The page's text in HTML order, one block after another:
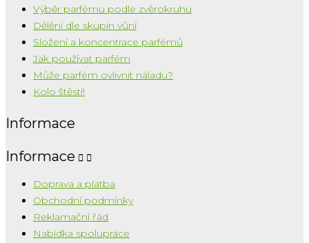
Výběr parfému podle zvěrokruhu
Dělění dle skupin vůní
Složení a koncentrace parfémů
Jak používat parfém
Může parfém ovlivnit náladu?
Kolo štěstí!
Informace
Informace  
Doprava a platba
Obchodní podmínky
Reklamační řád
Nabídka spolupráce